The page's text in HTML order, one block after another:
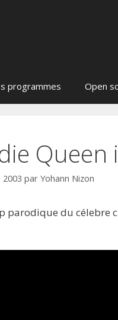
programmes Open
par Yohann Nizon
parodique du célebre